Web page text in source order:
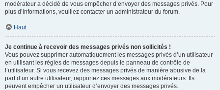
modérateur a décidé de vous empêcher d’envoyer des messages privés. Pour
plus d’informations, veuillez contacter un administrateur du forum.
Haut
Je continue à recevoir des messages privés non sollicités !
Vous pouvez supprimer automatiquement les messages privés d’un utilisateur
en utilisant les règles de messages depuis le panneau de contrôle de
l’utilisateur. Si vous recevez des messages privés de manière abusive de la
part d’un autre utilisateur, rapportez ces messages aux modérateurs. Ils
peuvent empêcher un utilisateur d’envoyer des messages privés.